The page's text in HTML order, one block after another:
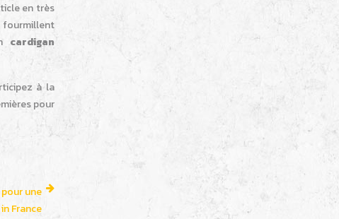
en très
fourmillent
cardigan
à la
pour
une
France